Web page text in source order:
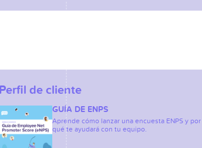
Perfil de cliente
GUÍA DE ENPS
Aprende cómo lanzar una encuesta ENPS y por
qué te ayudará con tu equipo.